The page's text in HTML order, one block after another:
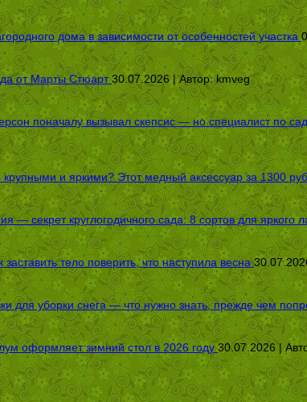
дома в зависимости от особенностей участка
от Марты Стюарт 30.07.2026 | Автор:kmveg
поначалу вызывал скепсис — но специалист по
и яркими? Этот медный аксессуар за 1300
— секрет круглогодичного сада: 8 сортов для яркого
тело поверить, что наступила весна
для уборки снега — что нужно знать, прежде чем
оформляет зимний стол в 2026 году 30.07.2026 |